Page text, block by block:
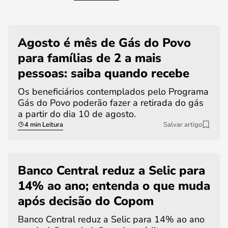
Agosto é mês de Gás do Povo
para famílias de 2 a mais
pessoas: saiba quando recebe
Os beneficiários contemplados pelo Programa
Gás do Povo poderão fazer a retirada do gás
a partir do dia 10 de agosto.
4 min Leitura Salvar artigo
Banco Central reduz a Selic para
14% ao ano; entenda o que muda
após decisão do Copom
Banco Central reduz a Selic para 14% ao ano